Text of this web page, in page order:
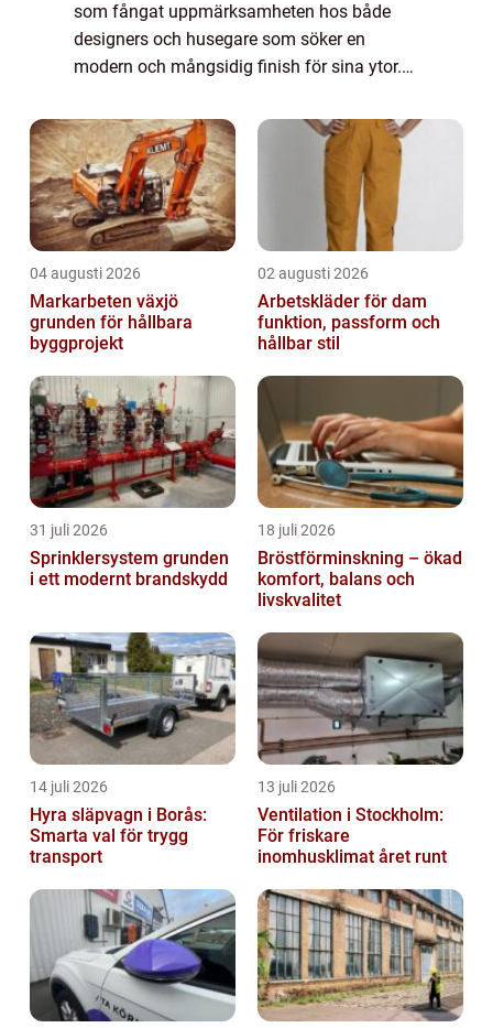
som fångat uppmärksamheten hos både
designers och husegare som söker en
modern och mångsidig finish för sina ytor.
04 augusti 2026
Markarbeten växjö
grunden för hållbara
byggprojekt
02 augusti 2026
Arbetskläder för dam
funktion, passform och
hållbar stil
31 juli 2026
Sprinklersystem grunden
i ett modernt brandskydd
18 juli 2026
Bröstförminskning – ökad
komfort, balans och
livskvalitet
14 juli 2026
Hyra släpvagn i Borås:
Smarta val för trygg
transport
13 juli 2026
Ventilation i Stockholm:
För friskare
inomhusklimat året runt